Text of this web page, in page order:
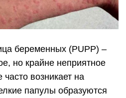
беременных (PUPP) –
но крайне неприятное
возникает на
папулы образуются